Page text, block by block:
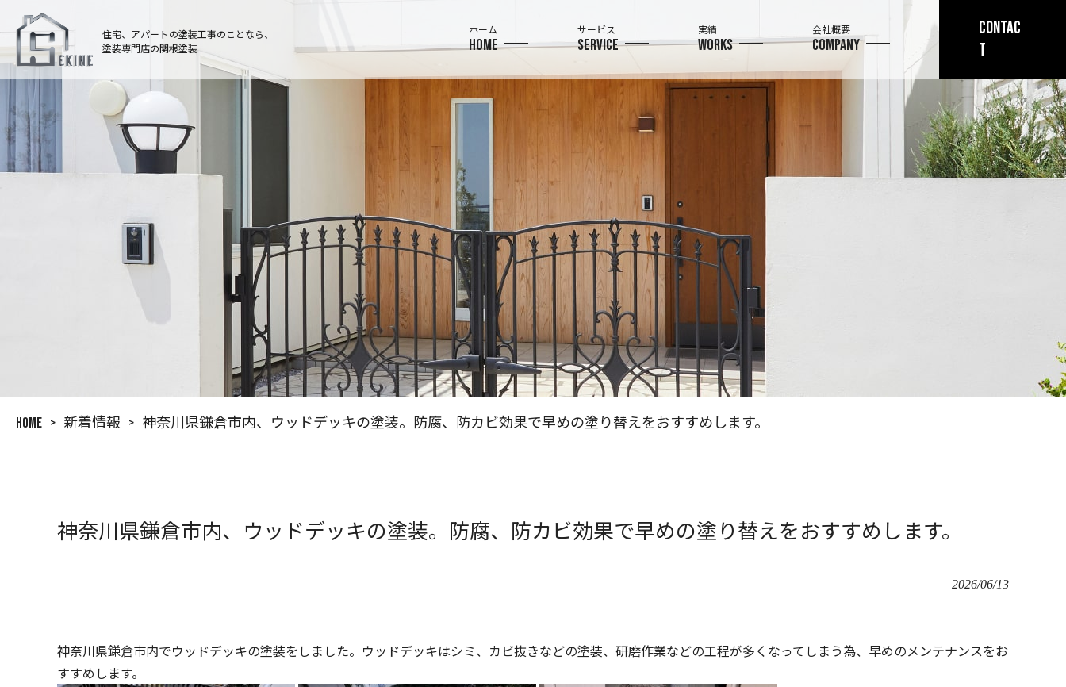
住宅、アパートの塗装工事のことなら、
塗装専門店の関根塗装
ホーム
HOME
サービス
SERVICE
実績
WORKS
会社概要
COMPANY
CONTAC
T
HOME > 新着情報 > 神奈川県鎌倉市内、ウッドデッキの塗装。防腐、防カビ効果で早めの塗り替えをおすすめします。
神奈川県鎌倉市内、ウッドデッキの塗装。防腐、防カビ効果で早めの塗り替えをおすすめします。
2026/06/13
神奈川県鎌倉市内でウッドデッキの塗装をしました。ウッドデッキはシミ、カビ抜きなどの塗装、研磨作業などの工程が多くなってしまう為、早めのメンテナンスをお
すすめします。